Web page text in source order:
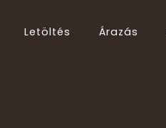
Letöltés Árazás